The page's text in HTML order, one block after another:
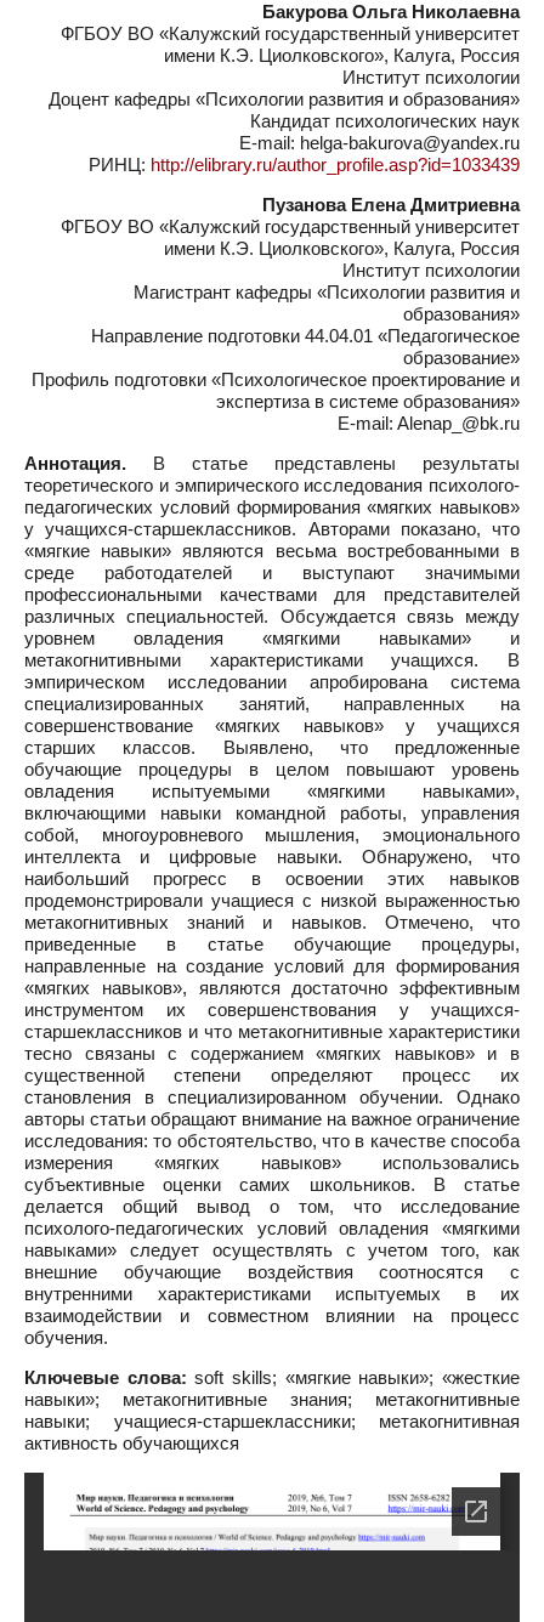
Бакурова Ольга Николаевна
ФГБОУ ВО «Калужский государственный университет
имени К.Э. Циолковского», Калуга, Россия
Институт психологии
Доцент кафедры «Психологии развития и образования»
Кандидат психологических наук
E-mail: helga-bakurova@yandex.ru
РИНЦ: http://elibrary.ru/author_profile.asp?id=1033439
Пузанова Елена Дмитриевна
ФГБОУ ВО «Калужский государственный университет
имени К.Э. Циолковского», Калуга, Россия
Институт психологии
Магистрант кафедры «Психологии развития и
образования»
Направление подготовки 44.04.01 «Педагогическое
образование»
Профиль подготовки «Психологическое проектирование и
экспертиза в системе образования»
E-mail: Alenap_@bk.ru
Аннотация. В статье представлены результаты
теоретического и эмпирического исследования психолого-
педагогических условий формирования «мягких навыков»
у учащихся-старшеклассников. Авторами показано, что
«мягкие навыки» являются весьма востребованными в
среде работодателей и выступают значимыми
профессиональными качествами для представителей
различных специальностей. Обсуждается связь между
уровнем овладения «мягкими навыками» и
метакогнитивными характеристиками учащихся. В
эмпирическом исследовании апробирована система
специализированных занятий, направленных на
совершенствование «мягких навыков» у учащихся
старших классов. Выявлено, что предложенные
обучающие процедуры в целом повышают уровень
овладения испытуемыми «мягкими навыками»,
включающими навыки командной работы, управления
собой, многоуровневого мышления, эмоционального
интеллекта и цифровые навыки. Обнаружено, что
наибольший прогресс в освоении этих навыков
продемонстрировали учащиеся с низкой выраженностью
метакогнитивных знаний и навыков. Отмечено, что
приведенные в статье обучающие процедуры,
направленные на создание условий для формирования
«мягких навыков», являются достаточно эффективным
инструментом их совершенствования у учащихся-
старшеклассников и что метакогнитивные характеристики
тесно связаны с содержанием «мягких навыков» и в
существенной степени определяют процесс их
становления в специализированном обучении. Однако
авторы статьи обращают внимание на важное ограничение
исследования: то обстоятельство, что в качестве способа
измерения «мягких навыков» использовались
субъективные оценки самих школьников. В статье
делается общий вывод о том, что исследование
психолого-педагогических условий овладения «мягкими
навыками» следует осуществлять с учетом того, как
внешние обучающие воздействия соотносятся с
внутренними характеристиками испытуемых в их
взаимодействии и совместном влиянии на процесс
обучения.
Ключевые слова: soft skills; «мягкие навыки»; «жесткие
навыки»; метакогнитивные знания; метакогнитивные
навыки; учащиеся-старшеклассники; метакогнитивная
активность обучающихся